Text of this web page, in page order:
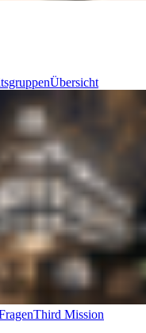
Übersicht
Third Mission